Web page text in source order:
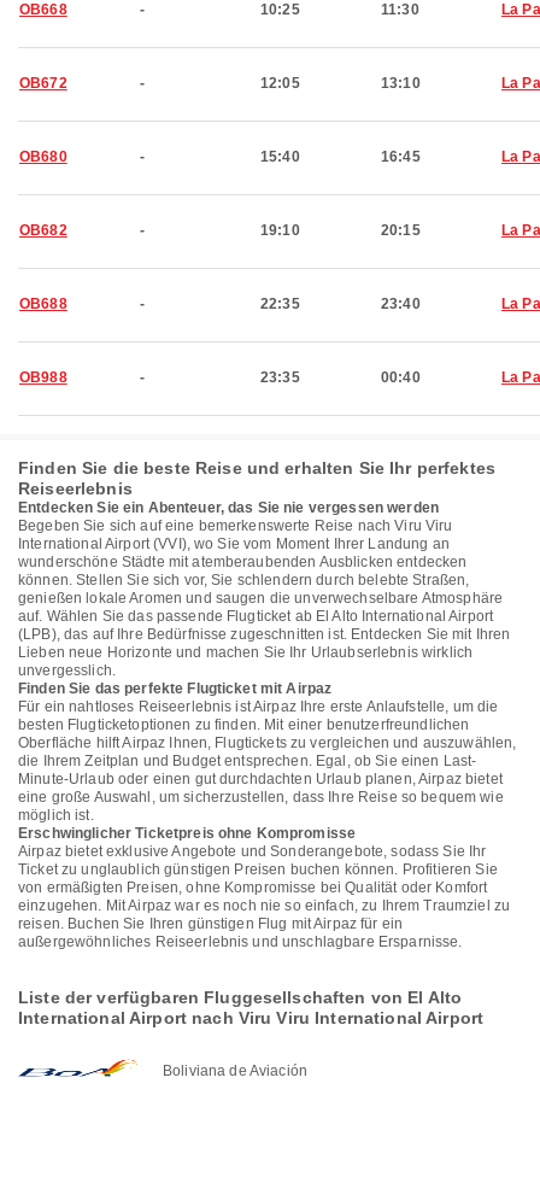
OB668 - 10:25 11:30 La
OB672 - 12:05 13:10 La
OB680 - 15:40 16:45 La
OB682 - 19:10 20:15 La
OB688 - 22:35 23:40 La
OB988 - 23:35 00:40 La
Finden Sie die beste Reise und erhalten Sie Ihr perfektes
Reiseerlebnis
Entdecken Sie ein Abenteuer, das Sie nie vergessen werden
Begeben Sie sich auf eine bemerkenswerte Reise nach Viru Viru
International Airport (VVI), wo Sie vom Moment Ihrer Landung an
wunderschöne Städte mit atemberaubenden Ausblicken entdecken
können. Stellen Sie sich vor, Sie schlendern durch belebte Straßen,
genießen lokale Aromen und saugen die unverwechselbare Atmosphäre
auf. Wählen Sie das passende Flugticket ab El Alto International Airport
(LPB), das auf Ihre Bedürfnisse zugeschnitten ist. Entdecken Sie mit Ihren
Lieben neue Horizonte und machen Sie Ihr Urlaubserlebnis wirklich
unvergesslich.
Finden Sie das perfekte Flugticket mit Airpaz
Für ein nahtloses Reiseerlebnis ist Airpaz Ihre erste Anlaufstelle, um die
besten Flugticketoptionen zu finden. Mit einer benutzerfreundlichen
Oberfläche hilft Airpaz Ihnen, Flugtickets zu vergleichen und auszuwählen,
die Ihrem Zeitplan und Budget entsprechen. Egal, ob Sie einen Last-
Minute-Urlaub oder einen gut durchdachten Urlaub planen, Airpaz bietet
eine große Auswahl, um sicherzustellen, dass Ihre Reise so bequem wie
möglich ist.
Erschwinglicher Ticketpreis ohne Kompromisse
Airpaz bietet exklusive Angebote und Sonderangebote, sodass Sie Ihr
Ticket zu unglaublich günstigen Preisen buchen können. Profitieren Sie
von ermäßigten Preisen, ohne Kompromisse bei Qualität oder Komfort
einzugehen. Mit Airpaz war es noch nie so einfach, zu Ihrem Traumziel zu
reisen. Buchen Sie Ihren günstigen Flug mit Airpaz für ein
außergewöhnliches Reiseerlebnis und unschlagbare Ersparnisse.
Liste der verfügbaren Fluggesellschaften von El Alto
International Airport nach Viru Viru International Airport
Boliviana de Aviación